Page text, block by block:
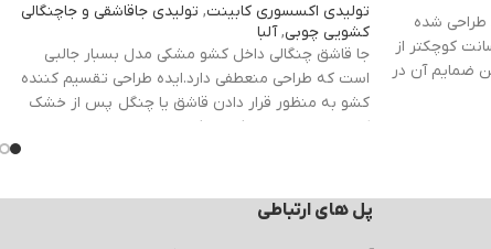
این محصول در یونیت های80،90،100،120 طراحی شده
کوچکتر از
ضمایم آن در
A1013 (یونیت ۸۰) / A1014 (یونیت
تولیدی اکسسوری کابینت, تولیدی جاقاشقی و جاچنگالی
کشویی چوبی, آلبا
جا قاشق چنگالی داخل کشو مشکی مدل بسبار جالبی
است که طراحی منعطفی دارد.ایده طراحی تقسیم کننده
کشو به منظور قرار دادن قاشق یا چنگل پس از خشک
کردن درون
تقسیم کننده کشو
هستند. این مدل در یونیت 90 موجود است.
پل های ارتباطی